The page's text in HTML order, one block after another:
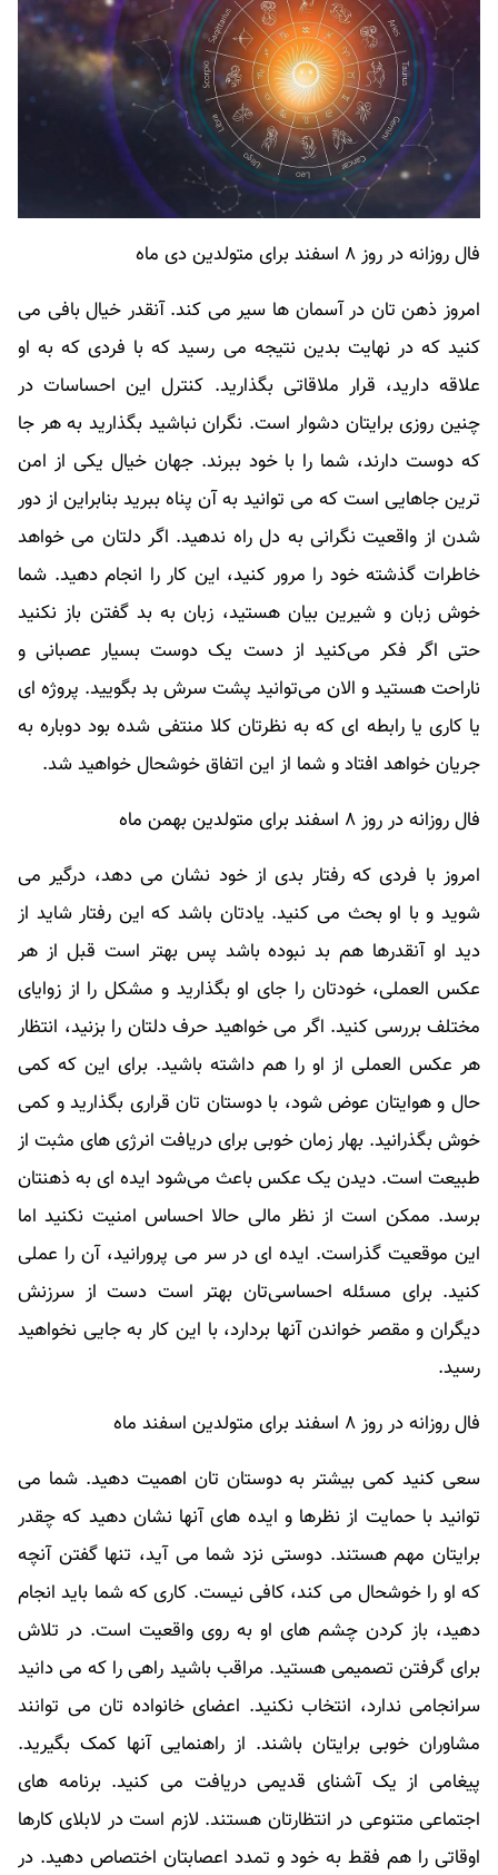
فال روزانه در روز ۸ اسفند برای متولدین دی ماه
امروز ذهن تان در آسمان ها سیر می کند. آنقدر خیال بافی می
کنید که در نهایت بدین نتیجه می رسید که با فردی که به او
علاقه دارید، قرار ملاقاتی بگذارید. کنترل این احساسات در
چنین روزی برایتان دشوار است. نگران نباشید بگذارید به هر جا
که دوست دارند، شما را با خود ببرند. جهان خیال یکی از امن
ترین جاهایی است که می توانید به آن پناه ببرید بنابراین از دور
شدن از واقعیت نگرانی به دل راه ندهید. اگر دلتان می خواهد
خاطرات گذشته خود را مرور کنید، این کار را انجام دهید. شما
خوش زبان و شیرین بیان هستید، زبان به بد گفتن باز نکنید
حتی اگر فکر می‌کنید از دست یک دوست بسیار عصبانی و
ناراحت هستید و الان می‌توانید پشت سرش بد بگویید. پروژه ای
یا کاری یا رابطه ای که به نظرتان کلا منتفی شده بود دوباره به
جریان خواهد افتاد و شما از این اتفاق خوشحال خواهید شد.
فال روزانه در روز ۸ اسفند برای متولدین بهمن ماه
امروز با فردی که رفتار بدی از خود نشان می دهد، درگیر می
شوید و با او بحث می کنید. یادتان باشد که این رفتار شاید از
دید او آنقدرها هم بد نبوده باشد پس بهتر است قبل از هر
عکس العملی، خودتان را جای او بگذارید و مشکل را از زوایای
مختلف بررسی کنید. اگر می خواهید حرف دلتان را بزنید، انتظار
هر عکس العملی از او را هم داشته باشید. برای این که کمی
حال و هوایتان عوض شود، با دوستان تان قراری بگذارید و کمی
خوش بگذرانید. بهار زمان خوبی برای دریافت انرژی های مثبت از
طبیعت است. دیدن یک عکس باعث می‌شود ایده ای به ذهنتان
برسد. ممکن است از نظر مالی حالا احساس امنیت نکنید اما
این موقعیت گذراست. ایده ای در سر می پرورانید، آن را عملی
کنید. برای مسئله احساسی‌تان بهتر است دست از سرزنش
دیگران و مقصر خواندن آنها بردارد، با این کار به جایی نخواهید
رسید.
فال روزانه در روز ۸ اسفند برای متولدین اسفند ماه
سعی کنید کمی بیشتر به دوستان تان اهمیت دهید. شما می
توانید با حمایت از نظرها و ایده های آنها نشان دهید که چقدر
برایتان مهم هستند. دوستی نزد شما می آید، تنها گفتن آنچه
که او را خوشحال می کند، کافی نیست. کاری که شما باید انجام
دهید، باز کردن چشم های او به روی واقعیت است. در تلاش
برای گرفتن تصمیمی هستید. مراقب باشید راهی را که می دانید
سرانجامی ندارد، انتخاب نکنید. اعضای خانواده تان می توانند
مشاوران خوبی برایتان باشند. از راهنمایی آنها کمک بگیرید.
پیغامی از یک آشنای قدیمی دریافت می کنید. برنامه های
اجتماعی متنوعی در انتظارتان هستند. لازم است در لابلای کارها
اوقاتی را هم فقط به خود و تمدد اعصابتان اختصاص دهید. در